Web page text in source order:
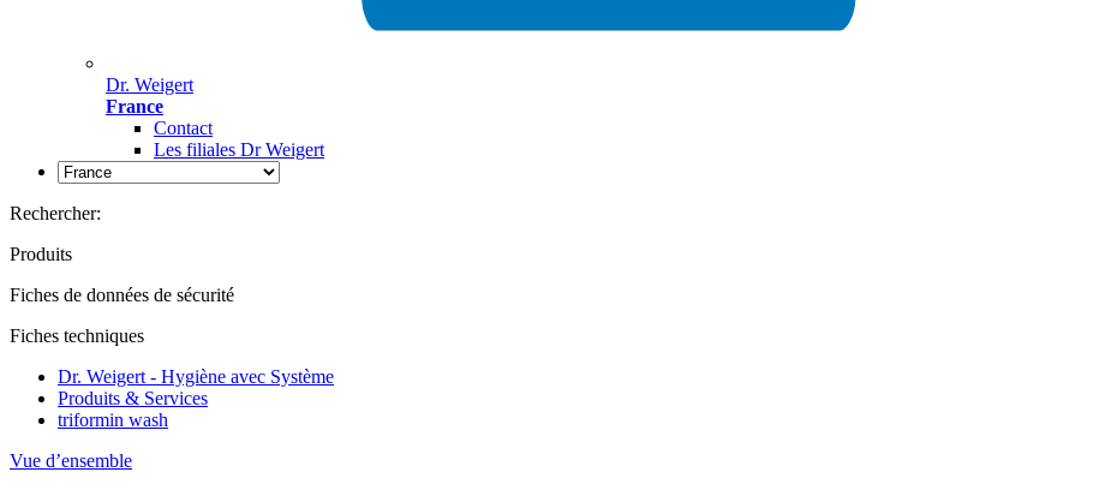
Dr. Weigert
France
Contact
Les filiales Dr Weigert
Rechercher:
Produits
Fiches de données de sécurité
Fiches techniques
Dr. Weigert - Hygiène avec Système
Produits & Services
triformin wash
Vue d’ensemble